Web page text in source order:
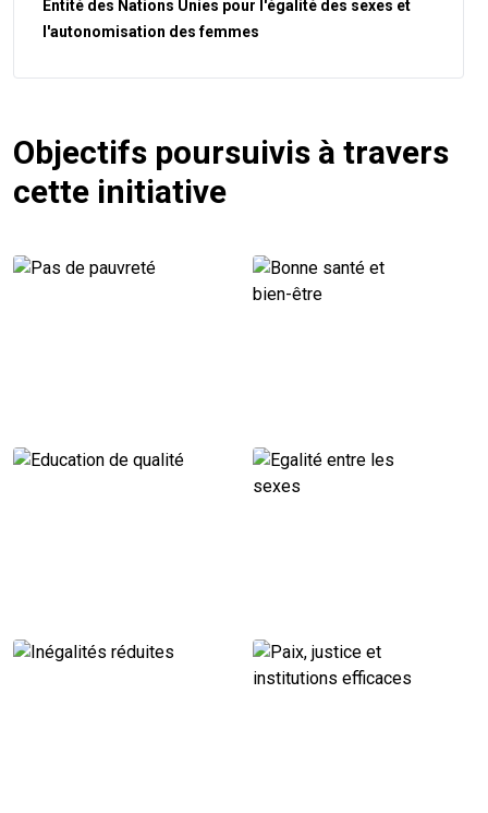
Entité des Nations Unies pour l'égalité des sexes et
l'autonomisation des femmes
Objectifs poursuivis à travers
cette initiative